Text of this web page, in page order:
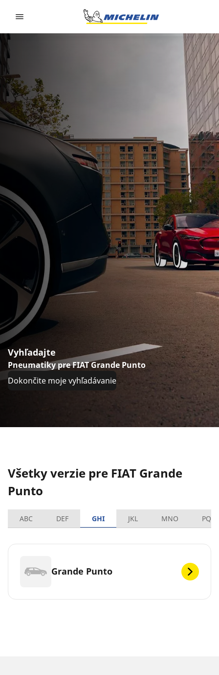
Vyhľadajte
Pneumatiky pre FIAT Grande Punto
Dokončite moje vyhľadávanie
Všetky verzie pre FIAT Grande
Punto
ABC DEF GHI JKL MNO PQRS
Grande Punto